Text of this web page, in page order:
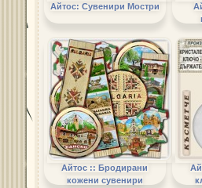
Айтос: Сувенири Мостри
Айтос :: Бродирани
кожени сувенири